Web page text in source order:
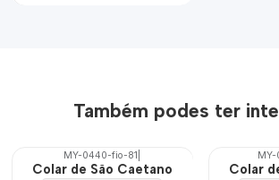
Também podes ter
🇵🇹
MY-0440-fio-81
Colar de São Caetano 🇵🇹
Colar